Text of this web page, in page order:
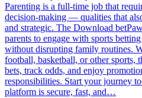
Parenting is a full-time job that
decision-making — qualities that
and strategic. The Download
parents to engage with sports
without disrupting family routines.
football, basketball, or other sports,
bets, track odds, and enjoy
responsibilities. Start your journey
platform is secure, fast, and…